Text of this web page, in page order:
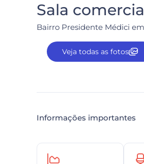
Sala
Bairro Presidente Médici
Veja todas as fotos
Informações importantes